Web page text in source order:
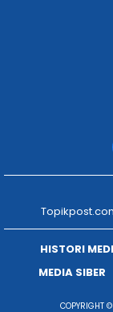
HISTORI
MEDIA SIBER
COPYRIGHT